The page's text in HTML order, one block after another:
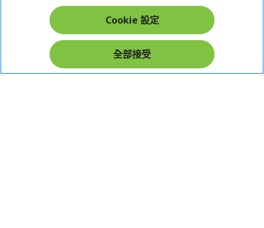
在社群上追蹤 Acer
Cookie 設定
全部接受